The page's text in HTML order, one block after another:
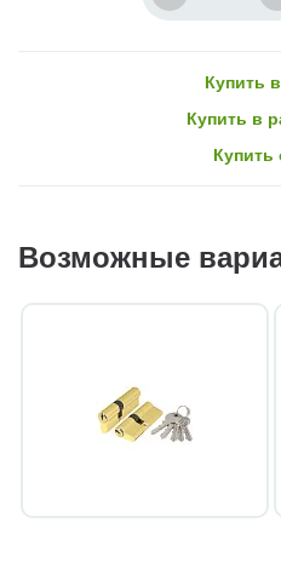
Купить
Купить в
Купить
Возможные